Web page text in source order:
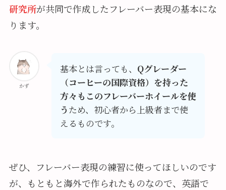
研究所が共同で作成したフレーバー表現の基本にな
ります。
かず
基本とは言っても、 Qグレーダー
（コーヒーの国際資格）を持った
方々もこのフレーバーホイールを使
う ため、初心者から上級者まで使
えるものです。
ぜひ、フレーバー表現の練習に使ってほしいのです
が、もともと海外で作られたものなので、英語で